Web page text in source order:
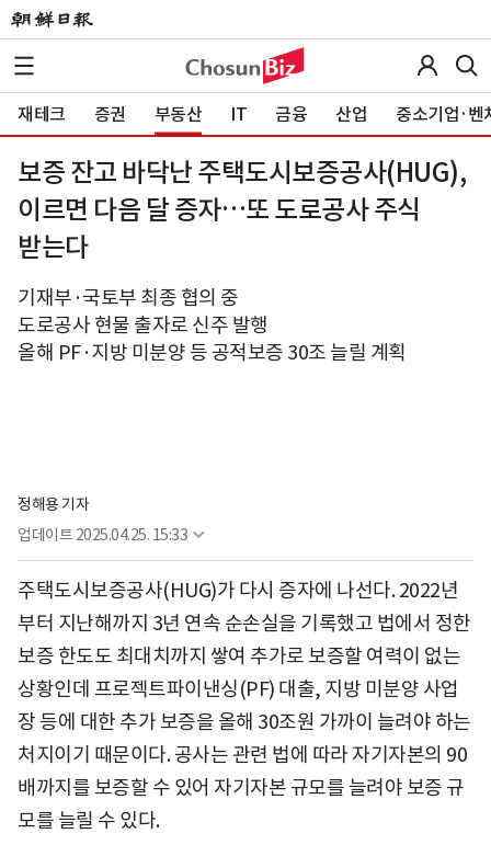
재테크 증권 부동산 IT 금융 산업 중소기업·벤
보증 잔고 바닥난 주택도시보증공사(HUG),
이르면 다음 달 증자…또 도로공사 주식
받는다
기재부·국토부 최종 협의 중
도로공사 현물 출자로 신주 발행
올해 PF·지방 미분양 등 공적보증 30조 늘릴 계획
정해용 기자
업데이트 2025.04.25. 15:33
주택도시보증공사(HUG)가 다시 증자에 나선다. 2022년
부터 지난해까지 3년 연속 순손실을 기록했고 법에서 정한
보증 한도도 최대치까지 쌓여 추가로 보증할 여력이 없는
상황인데 프로젝트파이낸싱(PF) 대출, 지방 미분양 사업
장 등에 대한 추가 보증을 올해 30조원 가까이 늘려야 하는
처지이기 때문이다. 공사는 관련 법에 따라 자기자본의 90
배까지를 보증할 수 있어 자기자본 규모를 늘려야 보증 규
모를 늘릴 수 있다.